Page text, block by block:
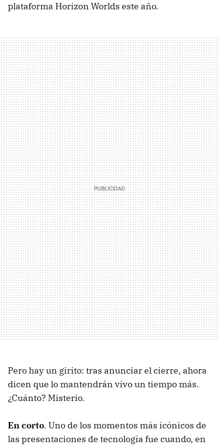
plataforma Horizon Worlds este año.
Pero hay un girito: tras anunciar el cierre, ahora
dicen que lo mantendrán vivo un tiempo más.
¿Cuánto? Misterio.
En corto. Uno de los momentos más icónicos de
las presentaciones de tecnología fue cuando, en